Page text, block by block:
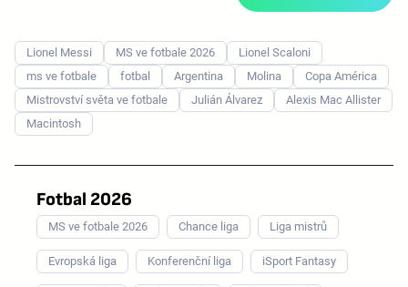
Lionel Messi MS ve fotbale 2026
Lionel Scaloni
ms ve fotbale
fotbal Argentina Molina
Copa América
Mistrovství světa ve fotbale
Julián Álvarez
Alexis Mac Allister
Macintosh
Fotbal 2026
MS ve fotbale 2026 Chance liga Liga mistrů
Evropská liga Konferenční liga iSport Fantasy